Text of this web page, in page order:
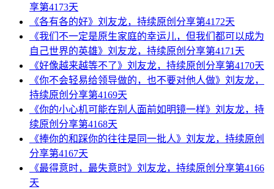
享第4173天
《各有各的好》刘友龙，持续原创分享第4172天
《我们不一定是原生家庭的幸运儿，但我们都可以成为
自己世界的英雄》刘友龙，持续原创分享第4171天
《好像越来越等不了》刘友龙，持续原创分享第4170天
《你不会轻易给领导做的，也不要对他人做》刘友龙，
持续原创分享第4169天
《你的小心机可能在别人面前如明镜一样》刘友龙，持
续原创分享第4168天
《捧你的和踩你的往往是同一批人》刘友龙，持续原创
分享第4167天
《最得意时，最失意时》刘友龙，持续原创分享第4166
天